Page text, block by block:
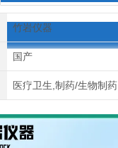
竹岩仪器
国产
医疗卫生,制药/生物制药